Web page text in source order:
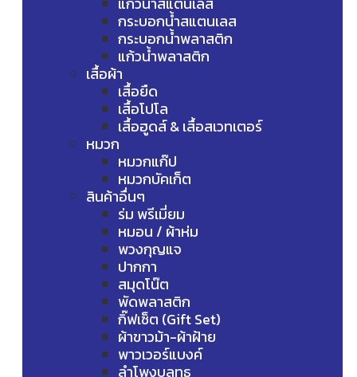
กระบอกน้ำสแตนเลส
กระบอกน้ำพลาสติก
แก้วน้ำพลาสติก
เสื้อผ้า
เสื้อยืด
เสื้อโปโล
เสื้อฮูดส์ & เสื้อสเวทเตอร์
หมวก
หมวกแก๊ป
หมวกบัคเก็ต
สินค้าอื่นๆ
ร่ม พรีเมี่ยม
หมอน / ผ้าห่ม
พวงกุญแจ
ปากกา
สมุดโน๊ต
พัดพลาสติก
กิ๊ฟเซ็ต (Gift Set)
ผ้าขาวม้า-ผ้าฝ้าย
พาวเวอร์แบงค์
ลำโพงบลูทูธ